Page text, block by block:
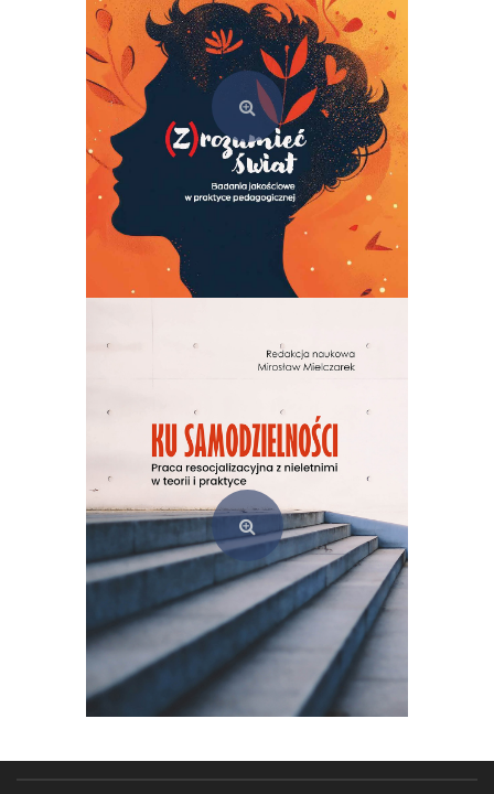
Dodaj do koszyka
(Z)rozumieć świat. Badania jakościowe w praktyce pedagogicznej
Dodaj do koszyka